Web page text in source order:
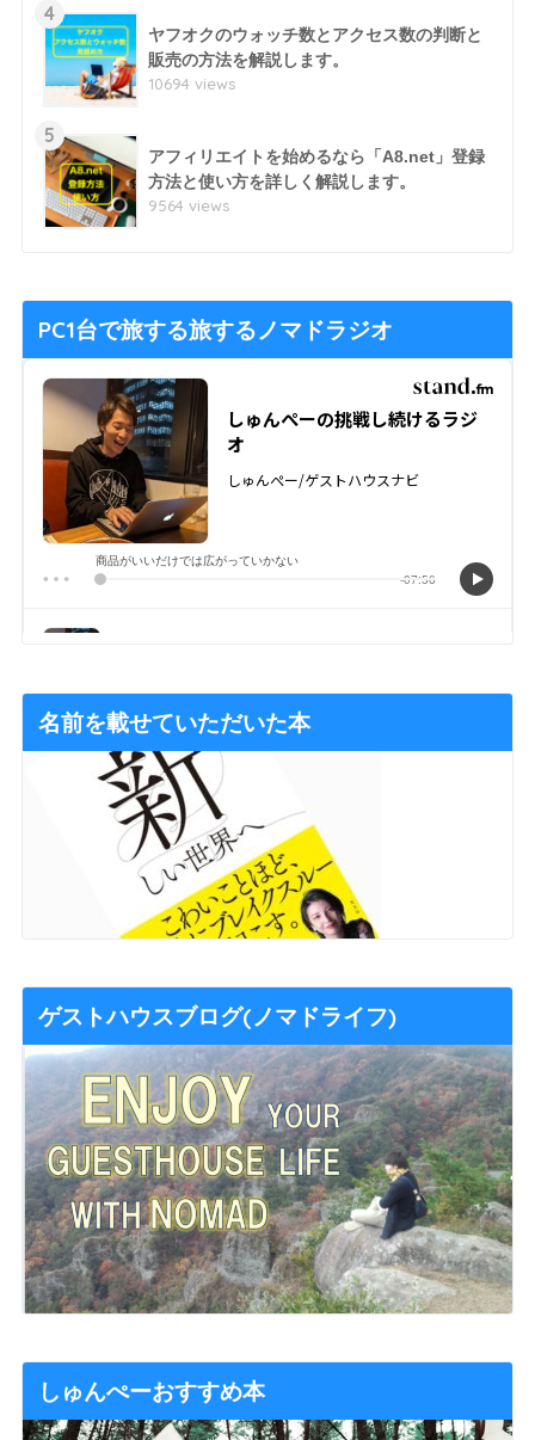
4
ヤフオクのウォッチ数とアクセス数の判断と
販売の方法を解説します。
10694 views
5
アフィリエイトを始めるなら「A8.net」登録
方法と使い方を詳しく解説します。
9564 views
PC1台で旅する旅するノマドラジオ
名前を載せていただいた本
ゲストハウスブログ(ノマドライフ)
しゅんぺーおすすめ本